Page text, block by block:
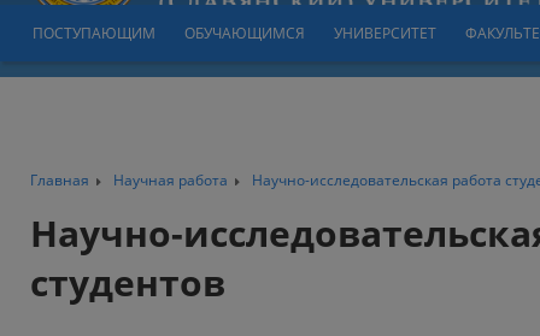
ПОСТУПАЮЩИМ ОБУЧАЮЩИМСЯ УНИВЕРСИТЕТ
Главная Научная работа Научно-исследовательская работа
Научно-
студентов